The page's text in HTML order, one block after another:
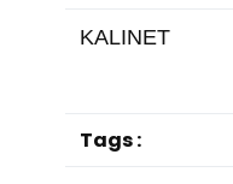
KALINET
Tags :